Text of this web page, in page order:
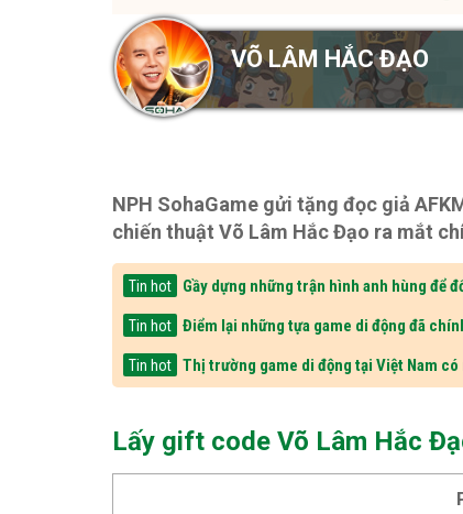
VÕ LÂM HẮC ĐẠO
NPH SohaGame gửi tặng đọc giả
chiến thuật Võ Lâm Hắc Đạo ra mắt
Tin hot Gầy dựng những trận hình anh hùng để
Tin hot Điểm lại những tựa game di động đã
Tin hot Thị trường game di động tại Việt Nam
Lấy gift code Võ Lâm Hắc